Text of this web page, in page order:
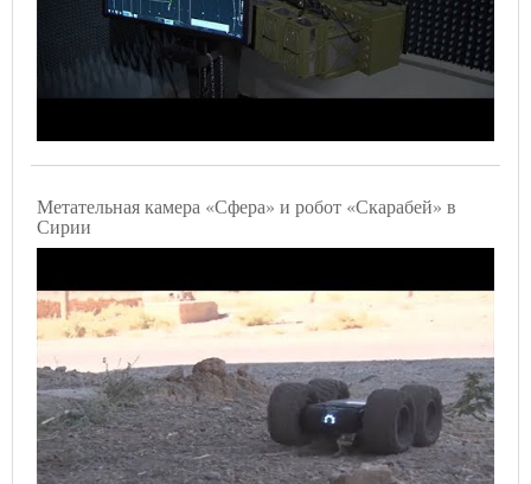
Метательная камера «Сфера» и робот «Скарабей» в
Сирии